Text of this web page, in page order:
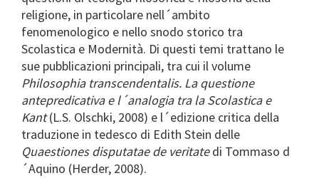
religione, in particolare nell´ambito
fenomenologico e nello snodo storico tra
Scolastica e Modernità. Di questi temi trattano le
sue pubblicazioni principali, tra cui il volume
Philosophia transcendentalis. La questione
antepredicativa e l´analogia tra la Scolastica e
Kant(L.S. Olschki, 2008) e l´edizione critica della
traduzione in tedesco di Edith Stein delle
Quaestiones disputatae de veritatedi Tommaso d
´Aquino (Herder, 2008).